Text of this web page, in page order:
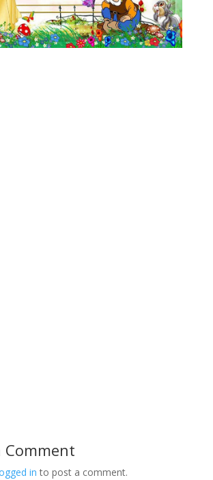
Comment
in to post a comment.